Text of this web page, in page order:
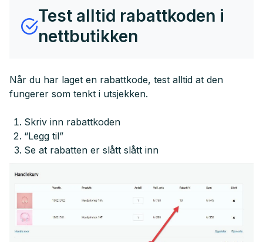
Test alltid rabattkoden i
nettbutikken
Når du har laget en rabattkode, test alltid at den
fungerer som tenkt i utsjekken.
Skriv inn rabattkoden
“Legg til”
Se at rabatten er slått slått inn